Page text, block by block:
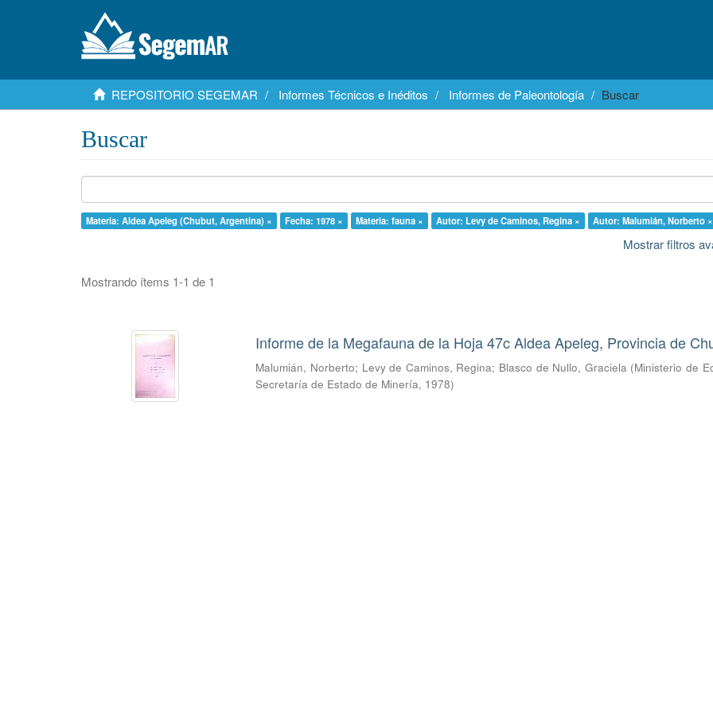
REPOSITORIO SEGEMAR Informes Técnicos e Inéditos Informes de Paleontología Buscar
Buscar
Materia: Aldea Apeleg (Chubut, Argentina) × Fecha: 1978 × Materia: fauna × Autor: Levy de Caminos, Regina × Autor: Malumián, Norberto ×
Mostrar filtros
Mostrando ítems 1-1 de 1
Informe de la Megafauna de la Hoja 47c Aldea Apeleg, Provincia de
Malumián, Norberto; Levy de Caminos, Regina; Blasco de Nullo, Graciela (Ministerio de
Secretaría de Estado de Minería, 1978)